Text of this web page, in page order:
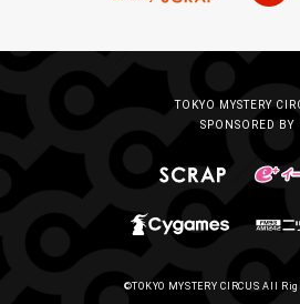
TOKYO MYSTERY
SPONSORED BY
©TOKYO MYSTERY CIRCUS All